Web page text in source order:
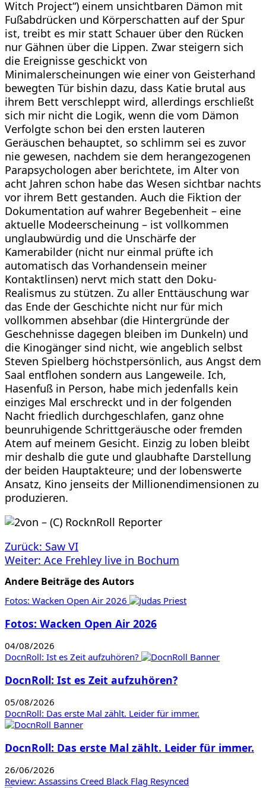
Witch Project“) einem unsichtbaren Dämon mit
Fußabdrücken und Körperschatten auf der Spur
ist, treibt es mir statt Schauer über den Rücken
nur Gähnen über die Lippen. Zwar steigern sich
die Ereignisse geschickt von
Minimalerscheinungen wie einer von Geisterhand
bewegten Tür bishin dazu, dass Katie brutal aus
ihrem Bett verschleppt wird, allerdings erschließt
sich mir nicht die Logik, wenn die vom Dämon
Verfolgte schon bei den ersten lauteren
Geräuschen behauptet, so schlimm sei es zuvor
nie gewesen, nachdem sie dem herangezogenen
Parapsychologen aber berichtete, im Alter von
acht Jahren schon habe das Wesen sichtbar nachts
vor ihrem Bett gestanden. Auch die Fiktion der
Dokumentation auf wahrer Begebenheit – eine
aktuelle Modeerscheinung – ist vollkommen
unglaubwürdig und die Unschärfe der
Kamerabilder (nicht nur einmal prüfte ich
automatisch das Vorhandensein meiner
Kontaktlinsen) nervt mich statt den Doku-
Realismus zu stützen. Zu aller Enttäuschung war
das Ende der Geschichte nicht nur für mich
vollkommen absehbar (die Hintergründe der
Geschehnisse dagegen bleiben im Dunkeln) und
die Kinogänger sind nicht, wie angeblich selbst
Steven Spielberg höchstpersönlich, aus Angst dem
Saal entflohen sondern aus Langeweile. Ich,
Hasenfuß in Person, habe mich jedenfalls kein
einziges Mal erschreckt und in der folgenden
Nacht friedlich durchgeschlafen, ganz ohne
beunruhigende Schrittgeräusche oder fremden
Atem auf meinem Gesicht. Einzig zu loben bleibt
mir deshalb die gute und glaubhafte Darstellung
der beiden Hauptakteure; und der lobenswerte
Ansatz, Kino jenseits der Millionendimensionen zu
produzieren.
Beitragsnavigation
Zurück: Saw VI
Weiter: Ace Frehley live in Bochum
Andere Beiträge des Autors
Fotos: Wacken Open Air 2026
Fotos: Wacken Open Air 2026
04/08/2026
DocnRoll: Ist es Zeit aufzuhören?
DocnRoll: Ist es Zeit aufzuhören?
05/08/2026
DocnRoll: Das erste Mal zählt. Leider für immer.
DocnRoll: Das erste Mal zählt. Leider für immer.
26/06/2026
Review: Assassins Creed Black Flag Resynced